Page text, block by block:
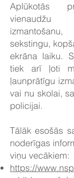
Aplūkotās
izmantošanu,
sekstingu,
ekrāna laiku.
tiek arī ļoti
ļaunprātīgu
vai nu skolai,
policijai.
Tālāk esošās
noderīgas
viņu vecākiem:
https://